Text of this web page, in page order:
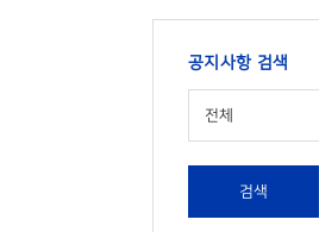
공지사항 검색
전체
검색